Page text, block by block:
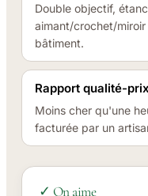
Double objectif,
aimant/crochet/
bâtiment.
Rapport qualité-prix
Moins cher qu'une
facturée par un
✓ On aime